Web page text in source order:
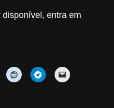
entra em